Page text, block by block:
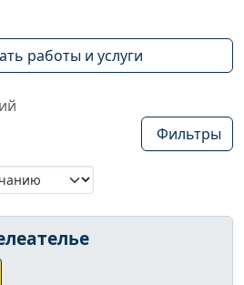
работы и услуги
Фильтры